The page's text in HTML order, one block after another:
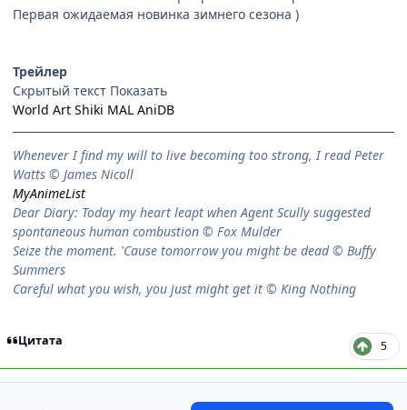
Первая ожидаемая новинка зимнего сезона )
Трейлер
Скрытый текст
World Art Shiki MAL AniDB
When­ever I find my will to live be­com­ing too strong, I read Peter
Watts © James Nicoll
MyAnimeList
Dear Diary: Today my heart leapt when Agent Scully suggested
spontaneous human combustion © Fox Mulder
Seize the moment. 'Cause tomorrow you might be dead © Buffy
Summers
Careful what you wish, you just might get it © King Nothing
Цитата 5